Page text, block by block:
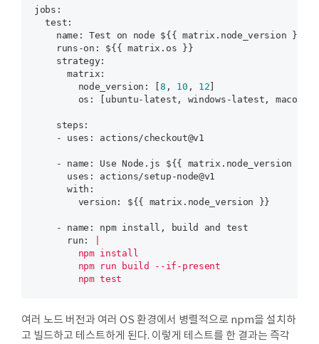
jobs:
  test:
    name:
    runs-on:
    strategy:
      matrix:
        node_version:
[8 , 10 , 12
        os:
[ubuntu-latest, windows-latest, macos-
    steps:
    - uses:
actions/checkout@v1
    - name:
      uses:
      with:
        version:
${{ matrix.node_version }}
    - name:
      run:
        npm install
        npm run build --if-present
        npm test
여러 노드 버전과 여러 OS 환경에서 병렬적으로 npm을 설치하
고 빌드하고 테스트하게 된다. 이렇게 테스트를 한 결과는 즉각